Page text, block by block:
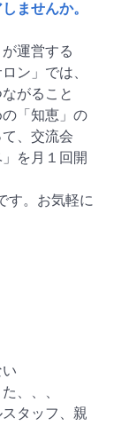
ませんか。
運営する
ン」では、
がること
「知恵」の
、交流会
を月１回開
す。お気軽に
、、、
タッフ、親